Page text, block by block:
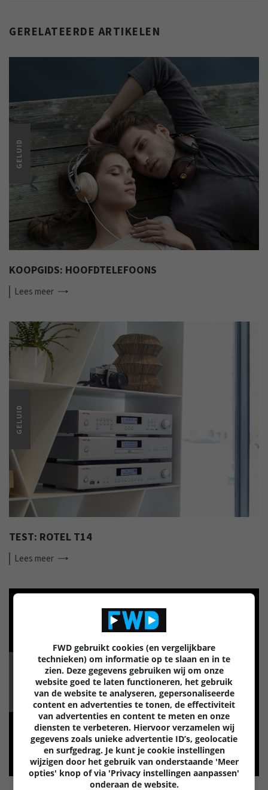
GERELATEERDE ARTIKELEN
GELUID
KOOPGIDS: HOOFDTELEFOONS
Lees meer
GELUID
TEST: ROTEL T14
Lees meer
FWD gebruikt cookies (en vergelijkbare
technieken) om informatie op te slaan en in te
zien. Deze gegevens gebruiken wij om onze
website goed te laten functioneren, het gebruik
van de website te analyseren, gepersonaliseerde
content en advertenties te tonen, de effectiviteit
van advertenties en content te meten en onze
diensten te verbeteren. Hiervoor verzamelen wij
gegevens zoals unieke advertentie ID’s, geolocatie
en surfgedrag. Je kunt je cookie instellingen
wijzigen door het gebruik van onderstaande 'Meer
opties' knop of via 'Privacy instellingen aanpassen'
onderaan de website.